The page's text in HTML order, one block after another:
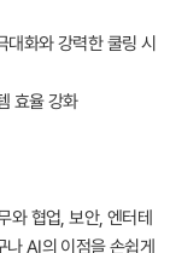
화와 강력한 쿨링 시
효율 강화
와 협업, 보안, 엔터테
AI의 이점을 손쉽게